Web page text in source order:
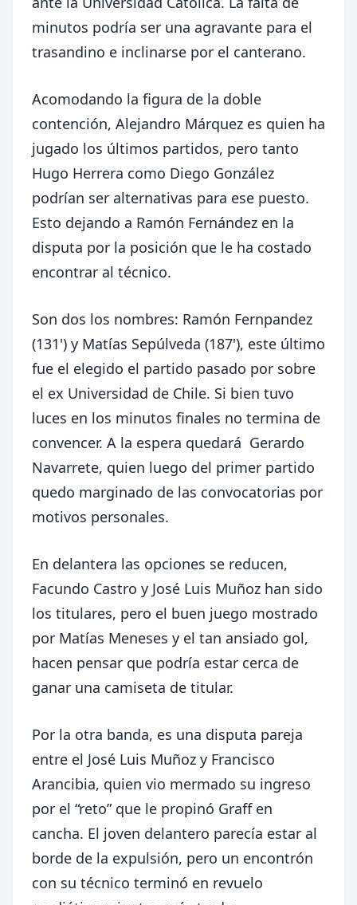
minutos podría ser una agravante para el
trasandino e inclinarse por el canterano.
Acomodando la figura de la doble
contención, Alejandro Márquez es quien ha
jugado los últimos partidos, pero tanto
Hugo Herrera como Diego González
podrían ser alternativas para ese puesto.
Esto dejando a Ramón Fernández en la
disputa por la posición que le ha costado
encontrar al técnico.
Son dos los nombres: Ramón Fernpandez
(131') y Matías Sepúlveda (187'), este último
fue el elegido el partido pasado por sobre
el ex Universidad de Chile. Si bien tuvo
luces en los minutos finales no termina de
convencer. A la espera quedará Gerardo
Navarrete, quien luego del primer partido
quedo marginado de las convocatorias por
motivos personales.
En delantera las opciones se reducen,
Facundo Castro y José Luis Muñoz han sido
los titulares, pero el buen juego mostrado
por Matías Meneses y el tan ansiado gol,
hacen pensar que podría estar cerca de
ganar una camiseta de titular.
Por la otra banda, es una disputa pareja
entre el José Luis Muñoz y Francisco
Arancibia, quien vio mermado su ingreso
por el “reto” que le propinó Graff en
cancha. El joven delantero parecía estar al
borde de la expulsión, pero un encontrón
con su técnico terminó en revuelo